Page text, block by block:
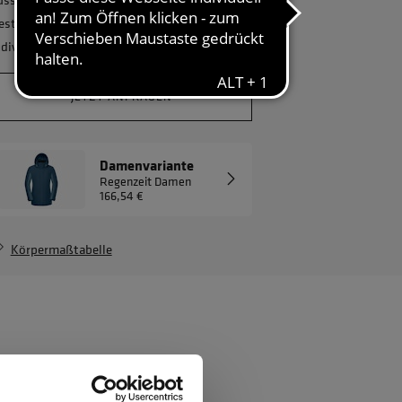
Gerne erstellen wir Ihnen ein
Angebot.
JETZT ANFRAGEN
Damenvariante
Regenzeit Damen
166,54 €
Körpermaßtabelle